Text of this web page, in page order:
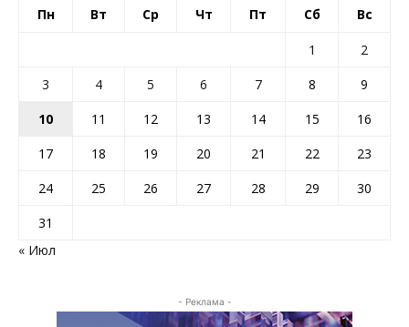
Пн Вт Ср Чт Пт Сб Вс
1
2
3
4 5 6 7 8
9
10
11 12 13 14 15
16
17
18 19 20 21 22
23
24
25 26 27 28 29
30
31
« Июл
- Реклама -